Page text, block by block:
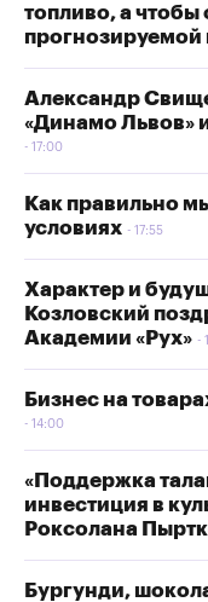
топливо, а чтобы
прогнозируемой
Александр
«Динамо Львов»
17:00
Как правильно
условиях
17:55
Характер и
Козловский
Академии «Рух»
Бизнес на
14:00
«Поддержка
инвестиция в
Роксолана
Бургунди,